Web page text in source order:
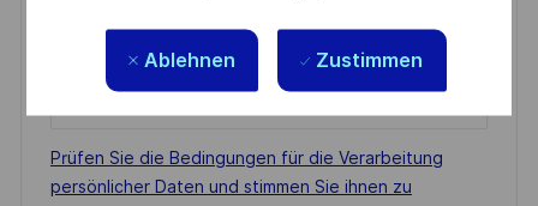
Ablehnen Zustimmen
You'll receive updates once a week
Email
address
(Required)
Required
Prüfen Sie die Bedingungen für die Verarbeitung
persönlicher Daten und stimmen Sie ihnen zu